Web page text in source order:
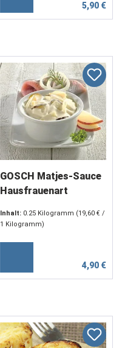
5,90 €
GOSCH Matjes-Sauce
Hausfrauenart
Inhalt: 0.25 Kilogramm (19,60 € /
1 Kilogramm)
4,90 €